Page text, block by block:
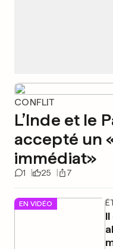
CONFLIT
L’Inde et le
accepté un
immédiat»
1 25 7
EN VIDÉO